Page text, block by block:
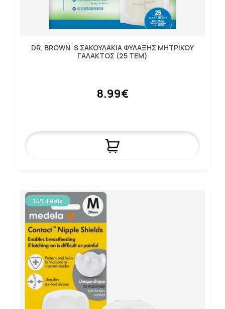
DR. BROWN`S ΣΑΚΟΥΛΑΚΙΑ ΦΥΛΑΞΗΣ ΜΗΤΡΙΚΟΥ
ΓΑΛΑΚΤΟΣ (25 ΤΕΜ)
8.99€
149 Teals